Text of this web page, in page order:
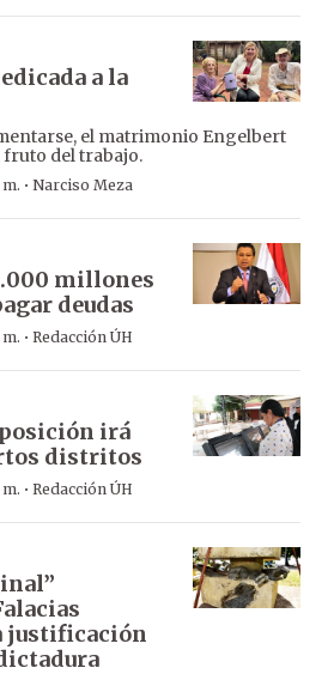
a la
el matrimonio Engelbert
fruto del trabajo.
· Narciso Meza
millones
deudas
· Redacción ÚH
irá
distritos
· Redacción ÚH
justificación